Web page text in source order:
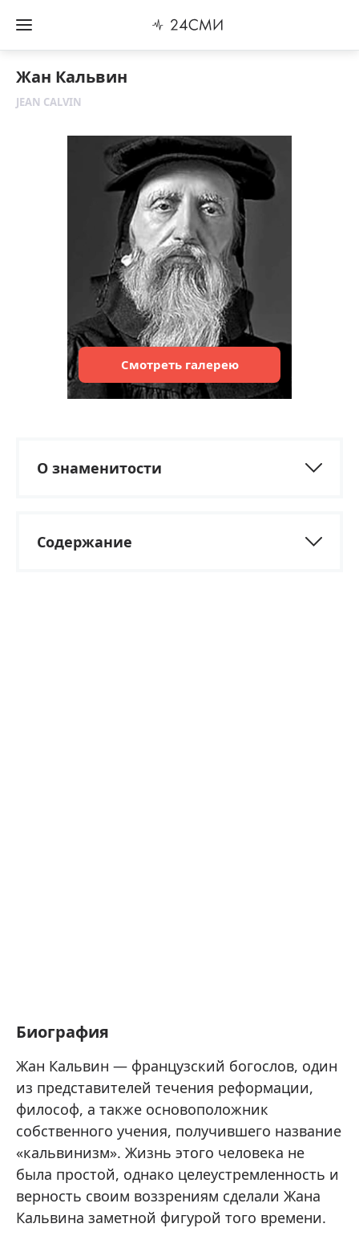
Жан Кальвин
JEAN CALVIN
Смотреть галерею
О знаменитости
Содержание
Биография
Жан Кальвин — французский богослов, один
из представителей течения реформации,
философ, а также основоположник
собственного учения, получившего название
«кальвинизм». Жизнь этого человека не
была простой, однако целеустремленность и
верность своим воззрениям сделали Жана
Кальвина заметной фигурой того времени.